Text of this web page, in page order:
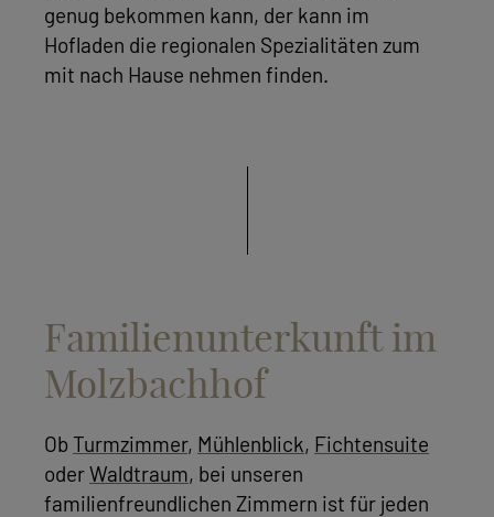
genug bekommen kann, der kann im
Hofladen die regionalen Spezialitäten zum
mit nach Hause nehmen finden.
Familienunterkunft im
Molzbachhof
Ob Turmzimmer, Mühlenblick, Fichtensuite
oder Waldtraum, bei unseren
familienfreundlichen Zimmern ist für jeden